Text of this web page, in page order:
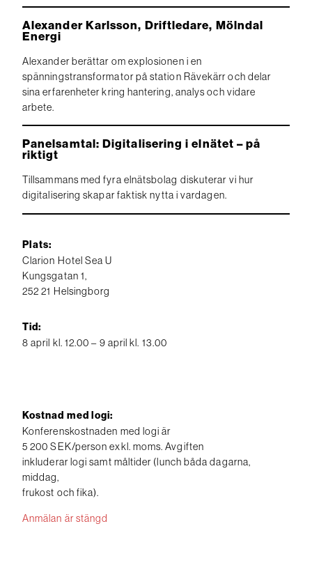
Alexander Karlsson, Driftledare, Mölndal
Energi
Alexander berättar om explosionen i en
spänningstransformator på station Rävekärr och delar
sina erfarenheter kring hantering, analys och vidare
arbete.
Panelsamtal: Digitalisering i elnätet – på
riktigt
Tillsammans med fyra elnätsbolag diskuterar vi hur
digitalisering skapar faktisk nytta i vardagen.
Plats:
Clarion Hotel Sea U
Kungsgatan 1,
252 21 Helsingborg
Tid:
8 april kl. 12.00 – 9 april kl. 13.00
Kostnad med logi:
Konferenskostnaden med logi är
5 200 SEK/person exkl. moms. Avgiften
inkluderar logi samt måltider (lunch båda dagarna,
middag,
frukost och fika).
Anmälan är stängd